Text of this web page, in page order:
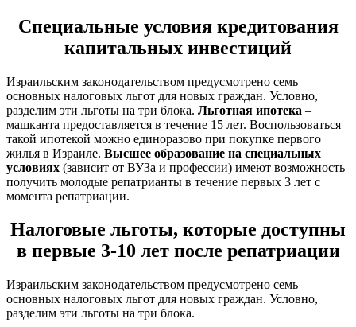
Специальные условия кредитования
капитальных инвестиций
Израильским законодательством предусмотрено семь
основных налоговых льгот для новых граждан. Условно,
разделим эти льготы на три блока. Льготная ипотека –
машканта предоставляется в течение 15 лет. Воспользоваться
такой ипотекой можно единоразово при покупке первого
жилья в Израиле. Высшее образование на специальных
условиях (зависит от ВУЗа и профессии) имеют возможность
получить молодые репатрианты в течение первых 3 лет с
момента репатриации.
Налоговые льготы, которые доступны
в первые 3-10 лет после репатриации
Израильским законодательством предусмотрено семь
основных налоговых льгот для новых граждан. Условно,
разделим эти льготы на три блока.